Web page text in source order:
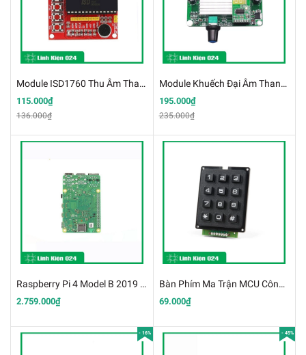
Module ISD1760 Thu Âm Thanh - Phát Âm Thanh 75s (k5c7)
115.000₫
136.000₫
Module Khuếch Đại Âm Thanh Bluetooth 5.0 TPA3116 2x100W
195.000₫
235.000₫
Raspberry Pi 4 Model B 2019 (BH 06 Tháng)
2.759.000₫
Bàn Phím Ma Trận MCU Công Nghiệp Phím Nổi
69.000₫
- 16% - 45%